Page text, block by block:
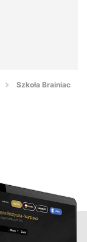
Szkoła Brainiac